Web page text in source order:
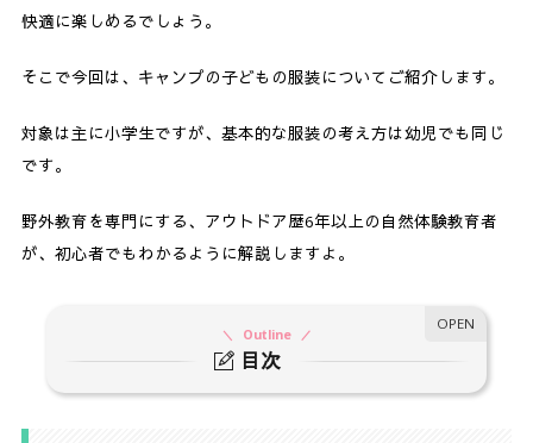
快適に楽しめるでしょう。
そこで今回は、キャンプの子どもの服装についてご紹介します。
対象は主に小学生ですが、基本的な服装の考え方は幼児でも同じ
です。
野外教育を専門にする、アウトドア歴6年以上の自然体験教育者
が、初心者でもわかるように解説しますよ。
目次
Outline
1. キャンプの服装選び、3つのポイント